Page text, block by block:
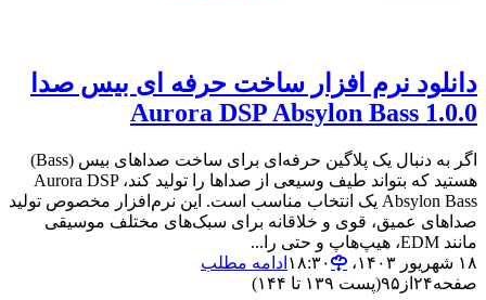
دانلود نرم افزار ساخت حرفه ای بیس صدا
Aurora DSP Absylon Bass 1.0.0
اگر به دنبال یک پلاگین حرفه‌ای برای ساخت صداهای بیس (Bass)
هستید که بتواند طیف وسیعی از صداها را تولید کند، Aurora DSP
Absylon Bass یک انتخاب مناسب است. این نرم‌افزار مخصوص تولید
صداهای عمیق، قوی و خلاقانه برای سبک‌های مختلف موسیقی
مانند EDM، هیپ‌هاپ و حتی را...
۱۸ شهریور ۱۴۰۳،‏ ۱۸:۳۰
ادامه مطلب
صفحه۲۴ از ۹۵(پست ۱۳۹ تا ۱۴۴)